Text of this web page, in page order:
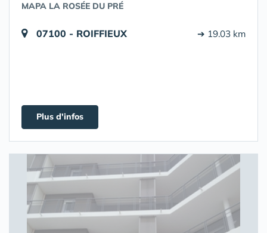
MAPA LA ROSÉE DU PRÉ
07100 - ROIFFIEUX ➔ 19.03 km
Plus d'infos